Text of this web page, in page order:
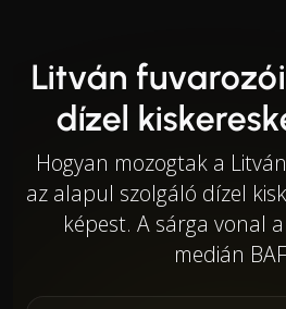
Litván
dízel
Hogyan mozogtak a
az alapul szolgáló dízel
képest. A sárga vonal
medián